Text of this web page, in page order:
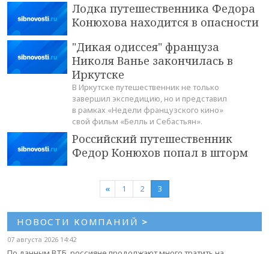
Лодка путешественника Федора
Конюхова находится в опасности
"Дикая одиссея" француза
Николя Ванье закончилась в
Иркутске
В Иркутске путешественник не только
завершил экспедицию, но и представил
в рамках «Недели французского кино»
свой фильм «Белль и Себастьян».
Российский путешественник
Федор Конюхов попал в шторм
« 1 2 3
НОВОСТИ КОМПАНИЙ >
07 августа 2026 14:42